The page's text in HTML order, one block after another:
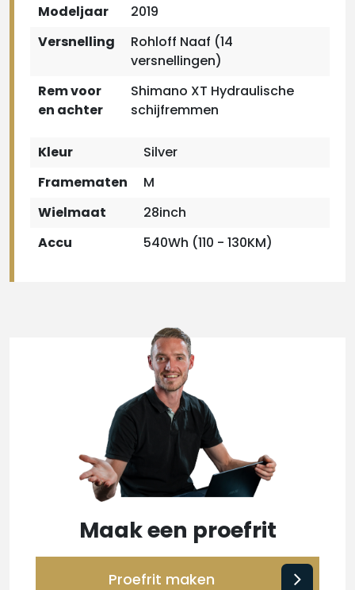
Modeljaar
2019
Versnelling
Rohloff Naaf (14
versnellingen)
Rem voor
en achter
Shimano XT Hydraulische
schijfremmen
Kleur
Silver
Framematen
M
Wielmaat
28inch
Accu
540Wh (110 - 130KM)
Maak een proefrit
Proefrit maken